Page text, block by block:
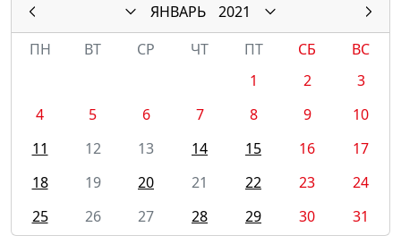
ЯНВАРЬ
2021
ПН
ВТ СР ЧТ ПТ СБ
ВС
1
2
3
4
5 6 7 8 9
10
11
12 13 14 15 16
17
18
19 20 21 22 23
24
25
26 27 28 29 30 31